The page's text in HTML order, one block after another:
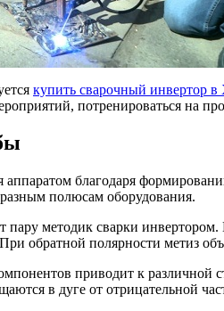
купить сварочный инвертор в
потренироваться на
благодаря
полюсам оборудования.
методик сварки инвертором.
обратной полярности метиз
приводит к
в дуге от отрицательной